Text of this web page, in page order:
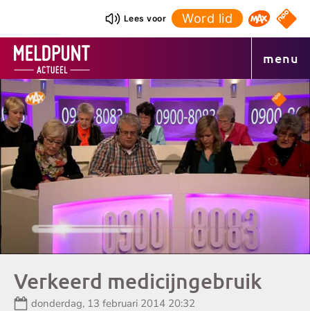
inhoud
Lees voor Word lid Omroep
NPO
menu
Verkeerd medicijngebruik
Datum:
donderdag, 13 februari 2014 20:32